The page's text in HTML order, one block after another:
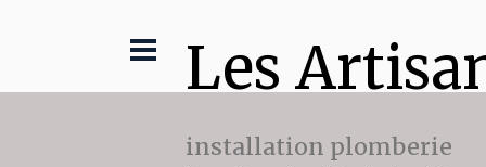
Les
installation plomberie